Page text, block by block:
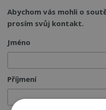
Abychom vás mohli o
prosím svůj kontakt.
Jméno
Příjmení